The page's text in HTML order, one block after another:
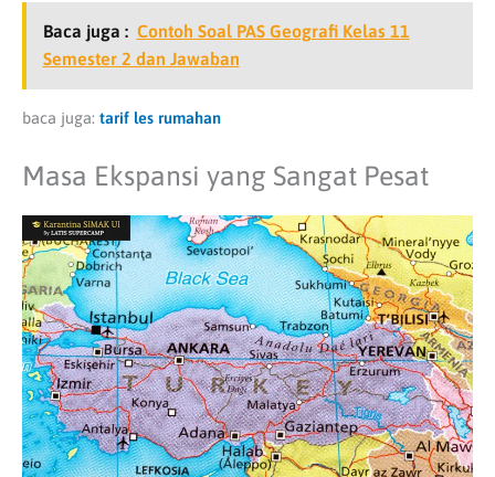
Baca juga : Contoh Soal PAS Geografi Kelas 11
Semester 2 dan Jawaban
baca juga: tarif les rumahan
Masa Ekspansi yang Sangat Pesat